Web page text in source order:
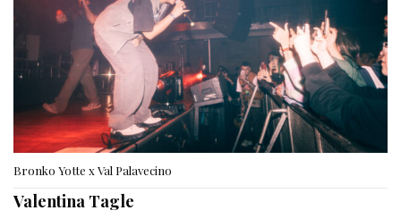
Bronko Yotte x Val Palavecino
Valentina Tagle